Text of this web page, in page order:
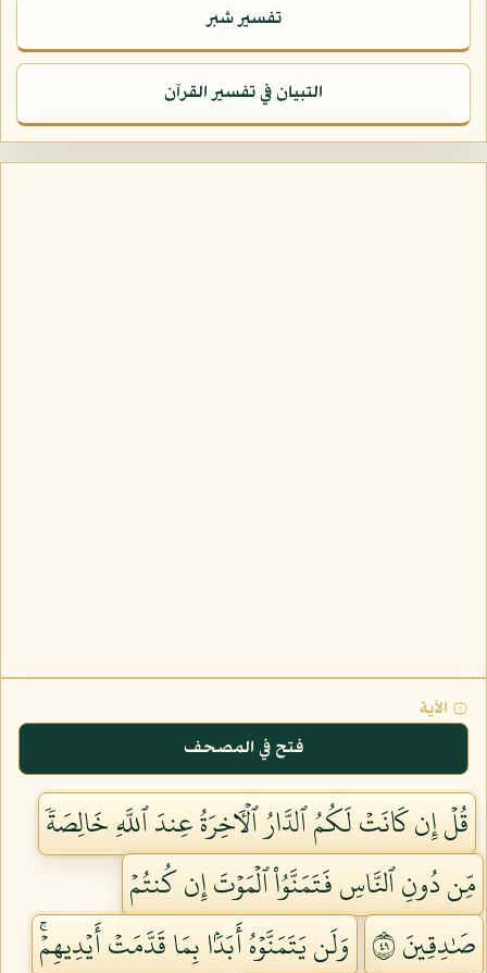
تفسير شبر
التبيان في تفسير القرآن
۞ الآية
فتح في المصحف
قُلۡ إِن كَانَتۡ لَكُمُ ٱلدَّارُ ٱلۡأٓخِرَةُ عِندَ ٱللَّهِ خَالِصَةٗ
مِّن دُونِ ٱلنَّاسِ فَتَمَنَّوُاْ ٱلۡمَوۡتَ إِن كُنتُمۡ
صَٰدِقِينَ ٩٤
وَلَن يَتَمَنَّوۡهُ أَبَدَۢا بِمَا قَدَّمَتۡ أَيۡدِيهِمۡۚ